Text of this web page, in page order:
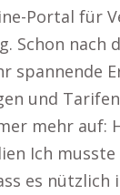
Portal für
Schon nach
spannende
und
mehr auf:
Ich
es nützlich